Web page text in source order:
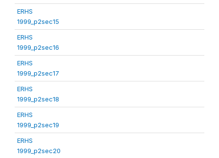
ERHS
1999_p2sec15
ERHS
1999_p2sec16
ERHS
1999_p2sec17
ERHS
1999_p2sec18
ERHS
1999_p2sec19
ERHS
1999_p2sec20